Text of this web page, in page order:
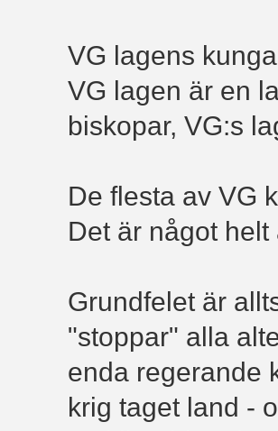
VG lagens
VG lagen är en
biskopar, VG:s
De flesta av VG
Det är något
Grundfelet är
"stoppar" alla
enda regerande
krig taget land -